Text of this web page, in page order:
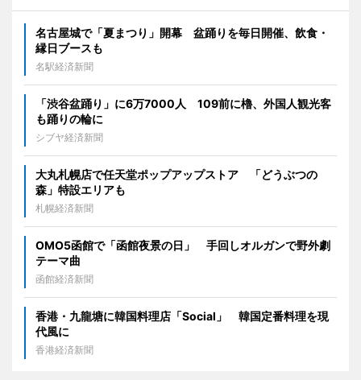
名古屋城で「夏まつり」開幕 盆踊りを毎日開催、飲食・
縁日ブースも
名駅経済新聞
「渋谷盆踊り」に6万7000人 109前に櫓、外国人観光客
も踊りの輪に
シブヤ経済新聞
大丸札幌店で任天堂ポップアップストア 「どうぶつの
森」特設エリアも
札幌経済新聞
OMO5函館で「函館夜景の日」 手回しオルガンで野外劇
テーマ曲
函館経済新聞
香港・九龍塘に韓国料理店「Social」 韓国定番料理を現
代風に
香港経済新聞